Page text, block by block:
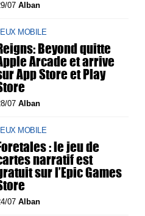
07 Alban
MOBILE
Beyond quitte
Arcade et arrive
App Store et Play
07 Alban
MOBILE
: le jeu de
narratif est
sur l’Epic Games
07 Alban